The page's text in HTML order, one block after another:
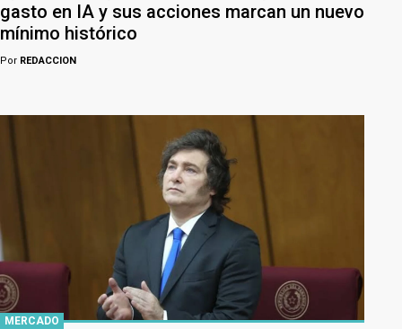
gasto en IA y sus acciones marcan un nuevo
mínimo histórico
Por REDACCION
MERCADO